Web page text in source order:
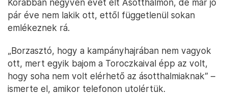
Korábban negyven évet élt Ásotthalmon, de már jó
pár éve nem lakik ott, ettől függetlenül sokan
emlékeznek rá.
„Borzasztó, hogy a kampányhajrában nem vagyok
ott, mert egyik bajom a Toroczkaival épp az volt,
hogy soha nem volt elérhető az ásotthalmiaknak” –
ismerte el, amikor telefonon utolértük.